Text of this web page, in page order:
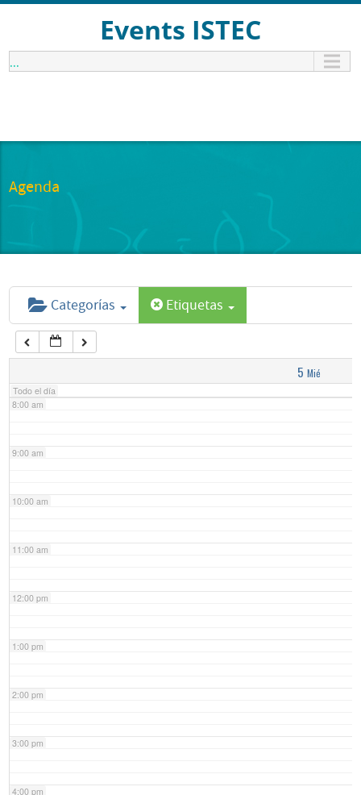
Events ISTEC
...
Agenda
Categorías Etiquetas
5 Mié
Todo el día
1:00 am
6:00 am
7:00 am
8:00 am
9:00 am
10:00 am
11:00 am
12:00 pm
1:00 pm
2:00 pm
3:00 pm
4:00 pm